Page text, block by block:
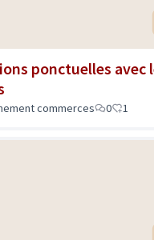
ponctuelles avec
commerces 0 1